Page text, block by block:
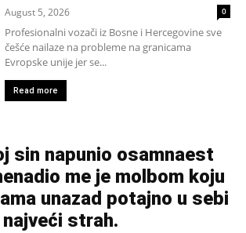
August 5, 2026 0
Profesionalni vozači iz Bosne i Hercegovine sve
češće nailaze na probleme na granicama
Evropske unije jer se...
Read more
sin napunio osamnaest
me je molbom koju
unazad potajno u sebi
strah.